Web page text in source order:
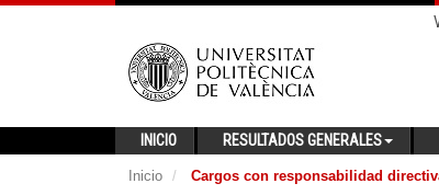
INICIO RESULTADOS GENERALES
Inicio Cargos con responsabilidad